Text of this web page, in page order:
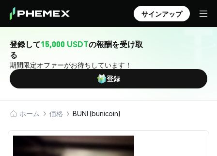
サインアップ
登録して15,000 USDTの報酬を受け取
る
期間限定オファーがお待ちしています！
登録
ホーム 価格 BUNI (bunicoin)